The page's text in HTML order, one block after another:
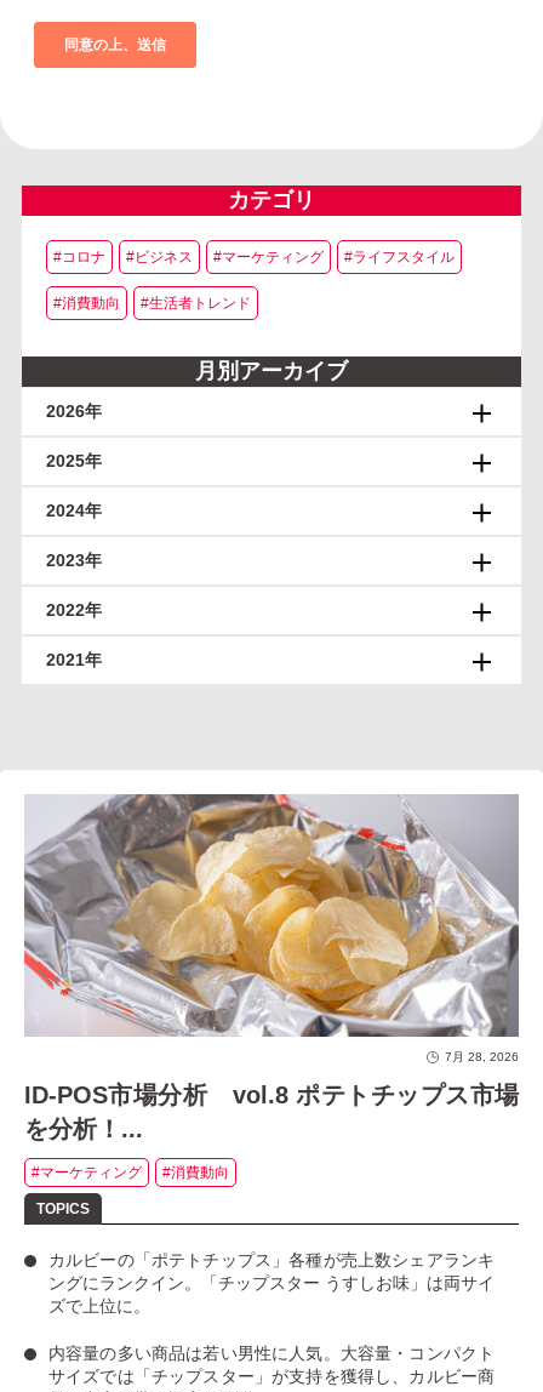
カテゴリ
#コロナ #ビジネス #マーケティング #ライフスタイル
#消費動向 #生活者トレンド
月別アーカイブ
2026年
2025年
2024年
2023年
2022年
2021年
7月 28, 2026
ID-POS市場分析 vol.8 ポテトチップス市場
を分析！...
#マーケティング #消費動向
カルビーの「ポテトチップス」各種が売上数シェアランキ
ングにランクイン。
「チップスター うすしお味」 は両サイ
ズで上位に。
内容量の多い商品は若い男性に人気。大容量・コンパクト
サイズでは「チップスター」が支持を獲得し、カルビー商